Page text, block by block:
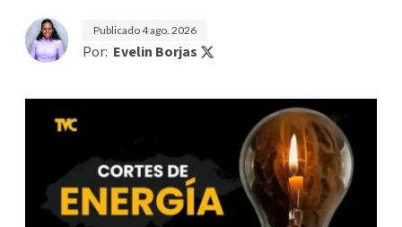
Publicado4 ago. 2026
Por: Evelin Borjas